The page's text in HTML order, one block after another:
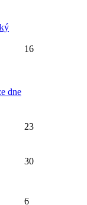
dne
16
23
30
6